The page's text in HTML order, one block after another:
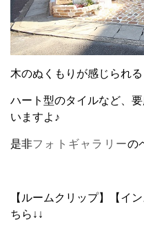
木のぬくもりが感じられ
ハート型のタイルなど、
いますよ♪
是非フォトギャラリーの
【ルームクリップ】【イ
ちら↓↓